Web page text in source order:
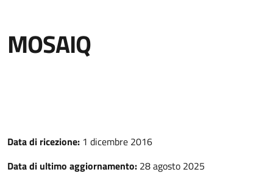
MOSAIQ
Data di ricezione: 1 dicembre 2016
Data di ultimo aggiornamento: 28 agosto 2025